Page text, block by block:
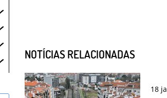
NOTÍCIAS RELACIONADAS
18